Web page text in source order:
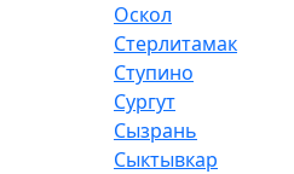
Оскол
Стерлитамак
Ступино
Сургут
Сызрань
Сыктывкар